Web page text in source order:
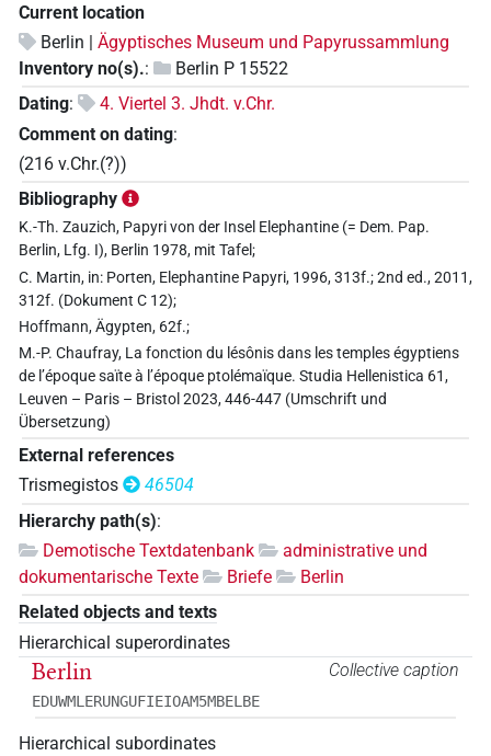
Current location
Berlin | Ägyptisches Museum und Papyrussammlung
Inventory no(s).:
Berlin P 15522
Dating:
4. Viertel 3. Jhdt. v.Chr.
Comment on dating:
(216 v.Chr.(?))
Bibliography
K.-Th. Zauzich, Papyri von der Insel Elephantine (= Dem. Pap.
Berlin, Lfg. I), Berlin 1978, mit Tafel;
C. Martin, in: Porten, Elephantine Papyri, 1996, 313f.; 2nd ed., 2011,
312f. (Dokument C 12);
Hoffmann, Ägypten, 62f.;
M.-P. Chaufray, La fonction du lésônis dans les temples égyptiens
de l’époque saïte à l’époque ptolémaïque. Studia Hellenistica 61,
Leuven – Paris – Bristol 2023, 446-447 (Umschrift und
Übersetzung)
External references
Trismegistos
46504
Hierarchy path(s):
Demotische Textdatenbank
administrative und
dokumentarische Texte
Briefe
Berlin
Related objects and texts
Hierarchical superordinates
Collective caption
Berlin
EDUWMLERUNGUFIEIOAM5MBELBE
Hierarchical subordinates